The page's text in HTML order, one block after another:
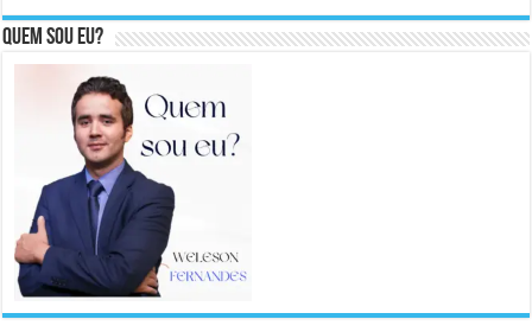
Quem sou eu?